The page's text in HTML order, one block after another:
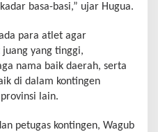
basa-basi,” ujar Hugua.
para atlet agar
yang tinggi,
nama baik daerah, serta
di dalam kontingen
lain.
petugas kontingen, Wagub